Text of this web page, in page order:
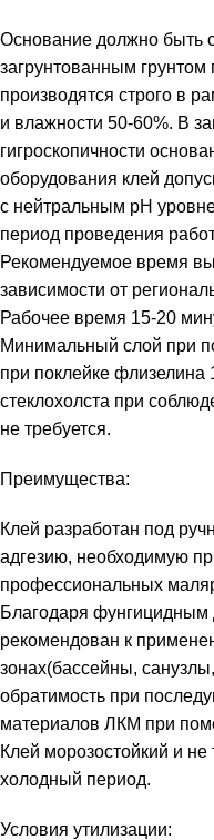
Основание должно быть
загрунтованным грунтом
производятся строго в
и влажности 50-60%. В
гигроскопичности
оборудования клей
с нейтральным рН
период проведения
Рекомендуемое время
зависимости от
Рабочее время 15-20
Минимальный слой при
при поклейке
стеклохолста при
не требуется.
Преимущества:
Клей разработан под
адгезию, необходимую
профессиональных
Благодаря
рекомендован к
зонах(бассейны,
обратимость при
материалов ЛКМ при
Клей морозостойкий и не
холодный период.
Условия утилизации: